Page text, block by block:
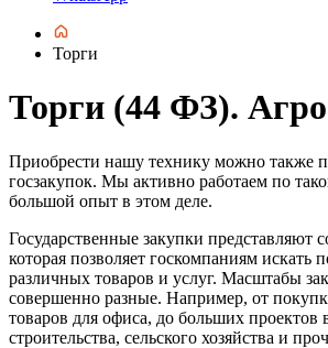
Торги
Торги (44 ФЗ).
Приобрести нашу технику можно также
госзакупок. Мы активно работаем по
большой опыт в этом деле.
Государственные закупки представляют
которая позволяет госкомпаниям искать
различных товаров и услуг. Масштабы
совершенно разные. Например, от
товаров для офиса, до больших проектов
строительства, сельского хозяйства и